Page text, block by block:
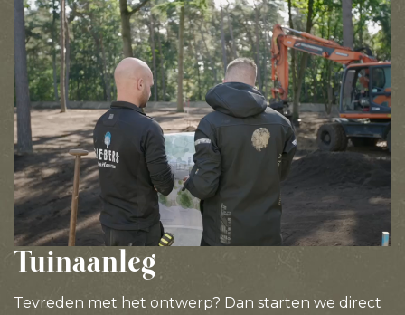
Tuinaanleg
Tevreden met het ontwerp? Dan starten we direct